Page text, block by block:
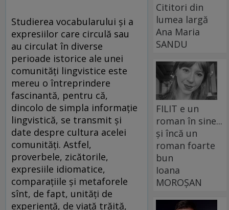
Studierea vocabularului și a
expresiilor care circulă sau
au circulat în diverse
perioade istorice ale unei
comunități lingvistice este
mereu o întreprindere
fascinantă, pentru că,
dincolo de simpla informație
lingvistică, se transmit și
date despre cultura acelei
comunități. Astfel,
proverbele, zicătorile,
expresiile idiomatice,
comparațiile și metaforele
sînt, de fapt, unități de
experiență, de viață trăită,
Cititori din
lumea largă
Ana Maria
SANDU
FILIT e un
roman în sine...
și încă un
roman foarte
bun
Ioana
MOROȘAN